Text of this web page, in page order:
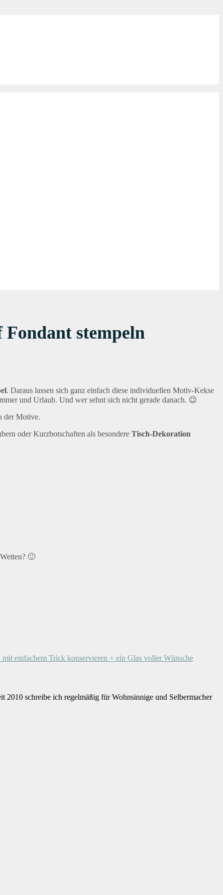
stempeln
. Daraus lassen sich ganz einfach diese individuellen Motiv-Kekse
und Urlaub. Und wer sehnt sich nicht gerade danach. 😉
der Motive.
oder Kurzbotschaften als besondere Tisch-Dekoration
🙂
mit einfachem Trick konservieren + ein Glas voller Wünsche
schreibe ich regelmäßig für Wohnsinnige und Selbermacher